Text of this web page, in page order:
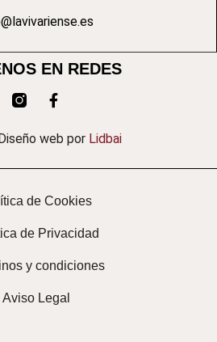
EN REDES
web por Lidbai
de Cookies
de Privacidad
y condiciones
Aviso Legal